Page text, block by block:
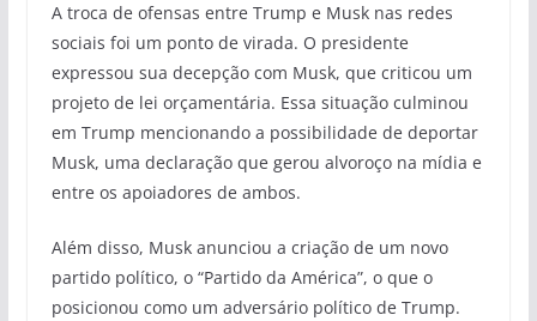
A troca de ofensas entre Trump e Musk nas redes
sociais foi um ponto de virada. O presidente
expressou sua decepção com Musk, que criticou um
projeto de lei orçamentária. Essa situação culminou
em Trump mencionando a possibilidade de deportar
Musk, uma declaração que gerou alvoroço na mídia e
entre os apoiadores de ambos.
Além disso, Musk anunciou a criação de um novo
partido político, o “Partido da América”, o que o
posicionou como um adversário político de Trump.